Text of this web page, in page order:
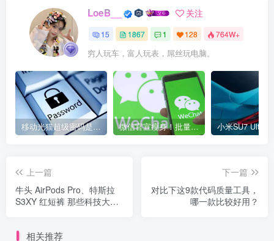
LoeB__ 关注
15 1867 1 128 764W+
穷人玩车，富人玩表，屌丝玩电脑。
移动光猫超级密码是多少？移动光猫超级管理员后台账号与密码 微信官宣瘦身！批量清理原图新功能来了 安卓、iOS均可使用
上一篇
牛头 AirPods Pro、特斯拉
S3XY 红短裤 那些科技大厂
下一篇
对比下这9款代码质量工具，
哪一款比较好用？
相关推荐